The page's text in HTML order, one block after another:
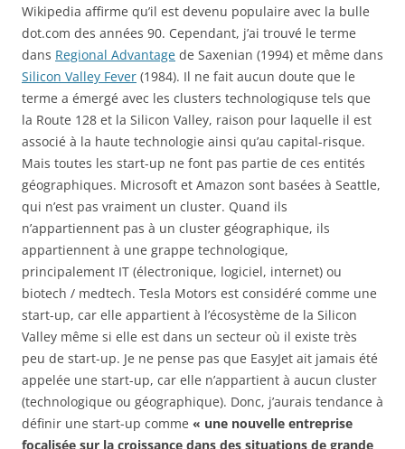
Wikipedia affirme qu’il est devenu populaire avec la bulle
dot.com des années 90. Cependant, j’ai trouvé le terme
dans Regional Advantage de Saxenian (1994) et même dans
Silicon Valley Fever (1984). Il ne fait aucun doute que le
terme a émergé avec les clusters technologiquse tels que
la Route 128 et la Silicon Valley, raison pour laquelle il est
associé à la haute technologie ainsi qu’au capital-risque.
Mais toutes les start-up ne font pas partie de ces entités
géographiques. Microsoft et Amazon sont basées à Seattle,
qui n’est pas vraiment un cluster. Quand ils
n’appartiennent pas à un cluster géographique, ils
appartiennent à une grappe technologique,
principalement IT (électronique, logiciel, internet) ou
biotech / medtech. Tesla Motors est considéré comme une
start-up, car elle appartient à l’écosystème de la Silicon
Valley même si elle est dans un secteur où il existe très
peu de start-up. Je ne pense pas que EasyJet ait jamais été
appelée une start-up, car elle n’appartient à aucun cluster
(technologique ou géographique). Donc, j’aurais tendance à
définir une start-up comme « une nouvelle entreprise
focalisée sur la croissance dans des situations de grande